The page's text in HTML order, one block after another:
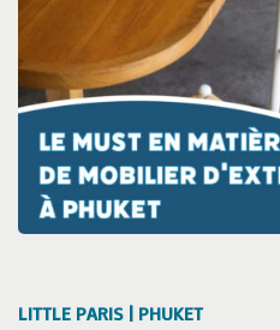
LITTLE PARIS | PHUKET